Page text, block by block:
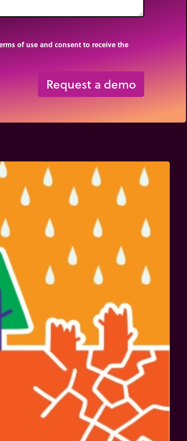
of use and consent to receive the
Request a demo